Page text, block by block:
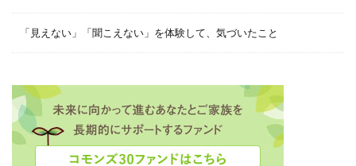
「見えない」「聞こえない」を体験して、気づいたこと